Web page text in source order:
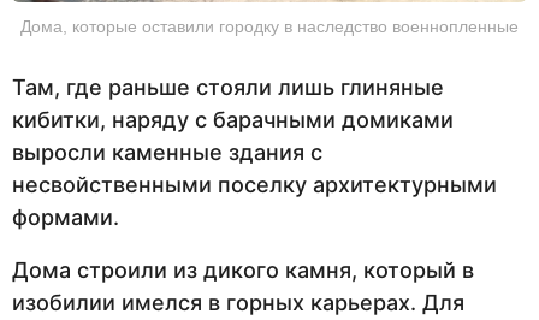
Дома, которые оставили городку в наследство военнопленные
Там, где раньше стояли лишь глиняные
кибитки, наряду с барачными домиками
выросли каменные здания с
несвойственными поселку архитектурными
формами.
Дома строили из дикого камня, который в
изобилии имелся в горных карьерах. Для